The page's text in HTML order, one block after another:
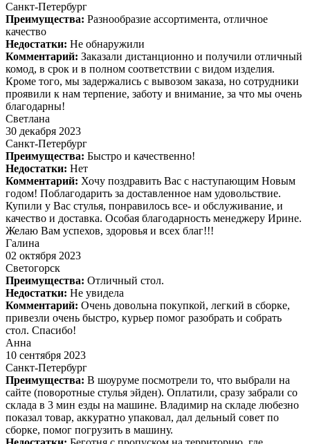
Санкт-Петербург
Преимущества: Разнообразие ассортимента, отличное
качество
Недостатки: Не обнаружили
Комментарий: Заказали дистанционно и получили отличный
комод, в срок и в полном соответствии с видом изделия.
Кроме того, мы задержались с вывозом заказа, но сотрудники
проявили к нам терпение, заботу и внимание, за что мы очень
благодарны!
Светлана
30 декабря 2023
Санкт-Петербург
Преимущества: Быстро и качественно!
Недостатки: Нет
Комментарий: Хочу поздравить Вас с наступающим Новым
годом! Поблагодарить за доставленное нам удовольствие.
Купили у Вас стулья, понравилось все- и обслуживание, и
качество и доставка. Особая благодарность менеджеру Ирине.
Желаю Вам успехов, здоровья и всех благ!!!
Галина
02 октября 2023
Светогорск
Преимущества: Отличный стол.
Недостатки: Не увидела
Комментарий: Очень довольна покупкой, легкий в сборке,
привезли очень быстро, курьер помог разобрать и собрать
стол. Спасибо!
Анна
10 сентября 2023
Санкт-Петербург
Преимущества: В шоуруме посмотрели то, что выбрали на
сайте (поворотные стулья эйден). Оплатили, сразу забрали со
склада в 3 мин езды на машине. Владимир на складе любезно
показал товар, аккуратно упаковал, дал дельный совет по
сборке, помог погрузить в машину.